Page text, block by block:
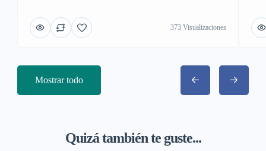
373 Visualizaciones
Mostrar todo
Quizá también te guste...